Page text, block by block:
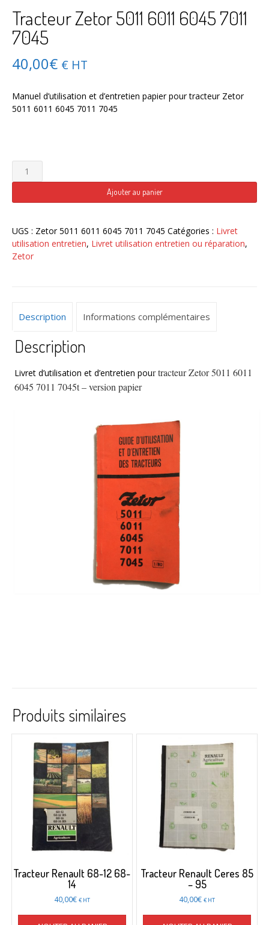
Tracteur Zetor 5011 6011 6045 7011
7045
40,00€ € HT
Manuel d’utilisation et d’entretien papier pour tracteur Zetor
5011 6011 6045 7011 7045
quantité
de
Zetor
6011
6045
7011
Ajouter au panier
UGS : Zetor 5011 6011 6045 7011 7045 Catégories : Livret
utilisation entretien, Livret utilisation entretien ou réparation,
Zetor
Description Informations complémentaires
Description
Livret d’utilisation et d’entretien pour tracteur Zetor 5011 6011
6045 7011 7045t – version papier
Produits similaires
Tracteur Renault 68-12 68-
14
40,00€ € HT
Tracteur Renault Ceres 85
– 95
40,00€ € HT